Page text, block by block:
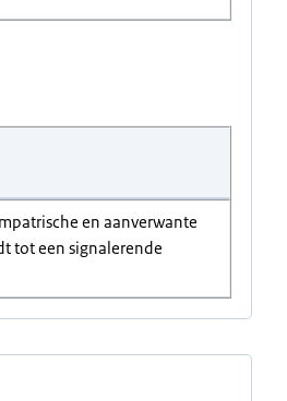
en aanverwante
tot een signalerende